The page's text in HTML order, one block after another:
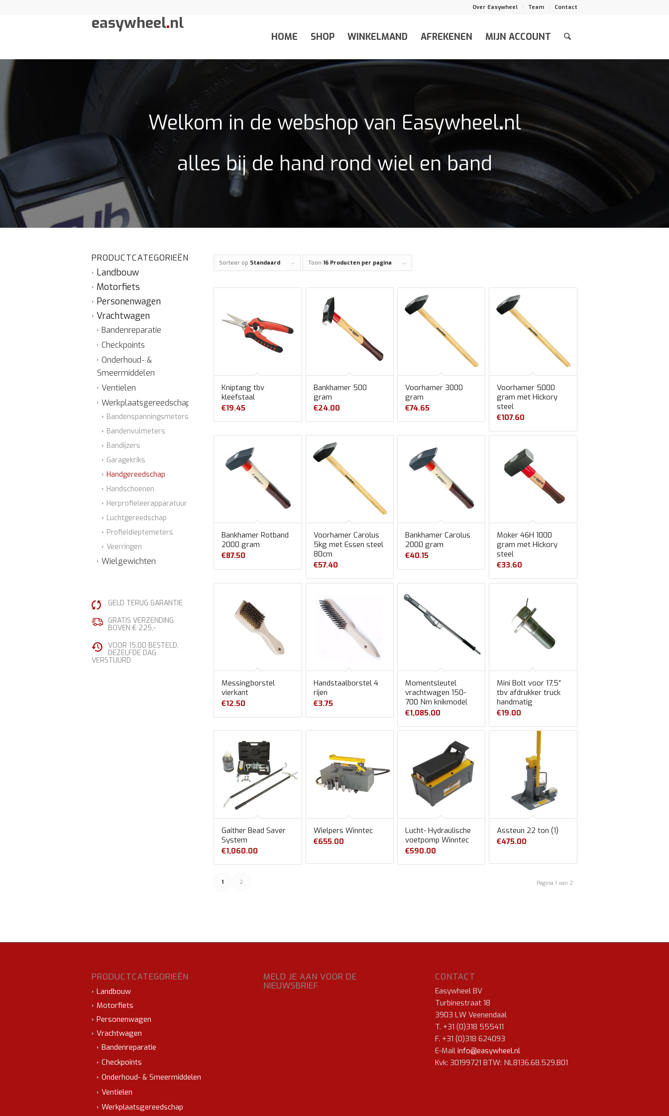
Over Easywheel Team Contact
easywheel.nl
HOME SHOP WINKELMAND AFREKENEN MIJN ACCOUNT
Welkom in de webshop van Easywheel.nl
alles bij de hand rond wiel en band
Sorteer op Standaard Toon16 Producten per pagina
Kniptang tbv
kleefstaal
€19.45
Bankhamer 500
gram
€24.00
Voorhamer 3000
gram
€74.65
Voorhamer 5000
gram met Hickory
steel
€107.60
Bankhamer Rotband
2000 gram
€87.50
Voorhamer Carolus
5kg met Essen steel
80cm
€57.40
Bankhamer Carolus
2000 gram
€40.15
Moker 46H 1000
gram met Hickory
steel
€33.60
Messingborstel
vierkant
€12.50
Handstaalborstel 4
rijen
€3.75
Momentsleutel
vrachtwagen 150-
700 Nm knikmodel
€1,085.00
Mini Bolt voor 17,5″
tbv afdrukker truck
handmatig
€19.00
Gaither Bead Saver
System
€1,060.00
Wielpers Winntec
€655.00
Lucht- Hydraulische
voetpomp Winntec
€590.00
Assteun 22 ton (1)
€475.00
Pagina 1 van 2
1 2
PRODUCTCATEGORIEËN
Landbouw
Motorfiets
Personenwagen
Vrachtwagen
Bandenreparatie
Checkpoints
Onderhoud- &
Smeermiddelen
Ventielen
Werkplaatsgereedschap
Bandenspanningsmeters
Bandenvulmeters
Bandijzers
Garagekriks
Handgereedschap
Handschoenen
Herprofieleerapparatuur
Luchtgereedschap
Profieldieptemeters
Veerringen
Wielgewichten
GELD TERUG GARANTIE
GRATIS VERZENDING
BOVEN € 225,-
VOOR 15.00 BESTELD,
DEZELFDE DAG
VERSTUURD
PRODUCTCATEGORIEËN
Landbouw
Motorfiets
Personenwagen
Vrachtwagen
Bandenreparatie
Checkpoints
Onderhoud- & Smeermiddelen
Ventielen
Werkplaatsgereedschap
MELD JE AAN VOOR DE
NIEUWSBRIEF
CONTACT
Easywheel BV
Turbinestraat 18
3903 LW Veenendaal
T. +31 (0)318 555411
F. +31 (0)318 624093
E-Mail info@easywheel.nl
Kvk: 30199721 BTW: NL8136.68.529.B01